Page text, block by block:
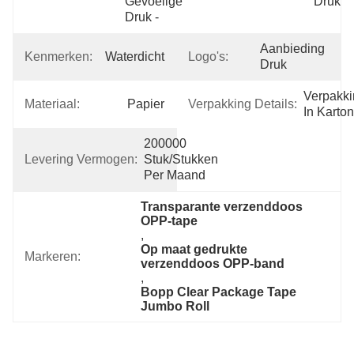
Druk -
Kenmerken: Waterdicht Logo's:
Aanbieding
Druk
Materiaal: Papier Verpakking Details:
In Karton
Levering Vermogen:
200000
Stuk/Stukken
Per Maand
Markeren:
Transparante verzenddoos
OPP-tape
,
Op maat gedrukte
verzenddoos OPP-band
,
Bopp Clear Package Tape
Jumbo Roll